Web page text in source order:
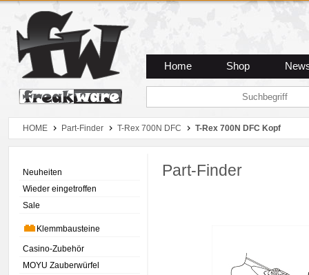
Zum Hauptmenue
Zum Seiteninhalt
Zum Warenkob
Home Shop
HOME Part-Finder T-Rex 700N DFC T-Rex 700N DFC Kopf
Neuheiten
Wieder eingetroffen
Sale
Klemmbausteine
Casino-Zubehör
MOYU Zauberwürfel
Part-Finder